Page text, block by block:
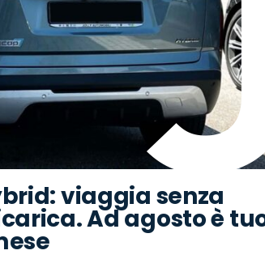
viaggia senza
Ad agosto è